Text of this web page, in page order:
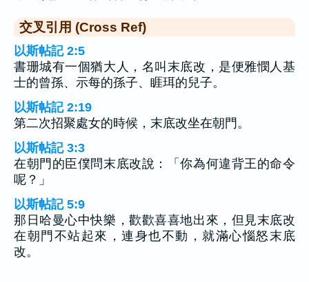
交叉引用 (Cross Ref)
以斯帖記 2:5
書珊城有一個猶大人，名叫末底改，是便雅憫人基
士的曾孫、示每的孫子、睚珥的兒子。
以斯帖記 2:19
第二次招聚處女的時候，末底改坐在朝門。
以斯帖記 3:3
在朝門的臣僕問末底改說：「你為何違背王的命令
呢？」
以斯帖記 5:9
那日哈曼心中快樂，歡歡喜喜地出來，但見末底改
在朝門不站起來，連身也不動，就滿心惱怒末底
改。